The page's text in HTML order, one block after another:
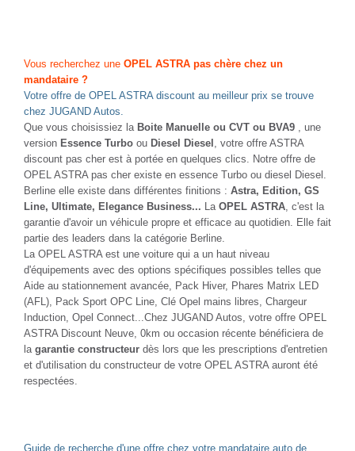
Vous recherchez une OPEL ASTRA pas chère chez un
mandataire ?
Votre offre de OPEL ASTRA discount au meilleur prix se trouve
chez JUGAND Autos.
Que vous choisissiez la Boite Manuelle ou CVT ou BVA9 , une
version Essence Turbo ou Diesel Diesel
, votre offre ASTRA
discount pas cher est à portée en quelques clics. Notre offre de
OPEL ASTRA pas cher existe en essence Turbo ou diesel Diesel.
Berline elle existe dans différentes finitions : Astra, Edition, GS
Line, Ultimate, Elegance Business...
La OPEL ASTRA , c'est la
garantie d'avoir un véhicule propre et efficace au quotidien. Elle fait
partie des leaders dans la catégorie Berline.
La OPEL ASTRA est une voiture qui a un haut niveau
d'équipements avec des options spécifiques possibles telles que
Aide au stationnement avancée, Pack Hiver, Phares Matrix LED
(AFL), Pack Sport OPC Line, Clé Opel mains libres, Chargeur
Induction, Opel Connect...Chez JUGAND Autos, votre offre OPEL
ASTRA Discount Neuve, 0km ou occasion récente bénéficiera de
la garantie constructeur dès lors que les prescriptions d'entretien
et d'utilisation du constructeur de votre OPEL ASTRA auront été
respectées.
Guide de recherche d'une offre chez votre mandataire auto de